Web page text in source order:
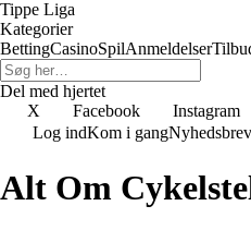
Tippe Liga
Kategorier
BettingCasinoSpilAnmeldelser
Del med hjertet
X
Facebook Instagram
Log indKom i gang
Alt Om